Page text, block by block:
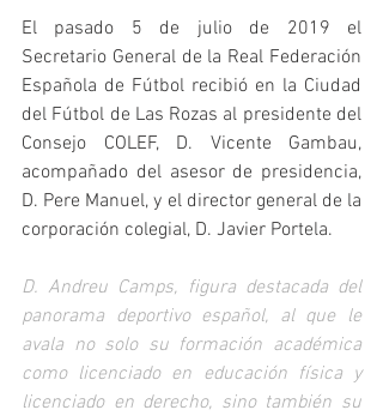
El pasado 5 de julio de 2019 el
Secretario General de la Real Federación
Española de Fútbol recibió en la Ciudad
del Fútbol de Las Rozas al presidente del
Consejo COLEF, D. Vicente Gambau,
acompañado del asesor de presidencia,
D. Pere Manuel, y el director general de la
corporación colegial, D. Javier Portela.
D. Andreu Camps, figura destacada del
panorama deportivo español, al que le
avala no solo su formación académica
como licenciado en educación física y
licenciado en derecho, sino también su